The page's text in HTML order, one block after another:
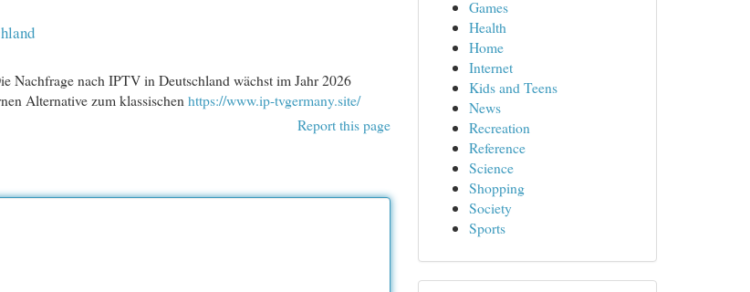
Nachfrage nach IPTV in Deutschland wächst im Jahr 2026
Alternative zum klassischen https://www.ip-tvgermany.site/
Report this page
Games
Health
Home
Internet
Kids and Teens
News
Recreation
Reference
Science
Shopping
Society
Sports